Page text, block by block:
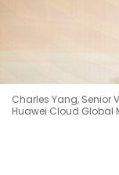
Charles Yang, Senior
Huawei Cloud Global